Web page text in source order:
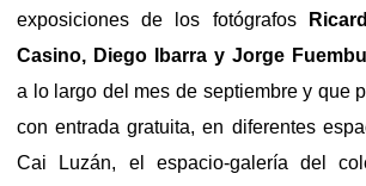
exposiciones de los fotógrafos
Casino, Diego Ibarra y Jorge
a lo largo del mes de septiembre y que
con entrada gratuita, en diferentes
Cai Luzán, el espacio-galería del